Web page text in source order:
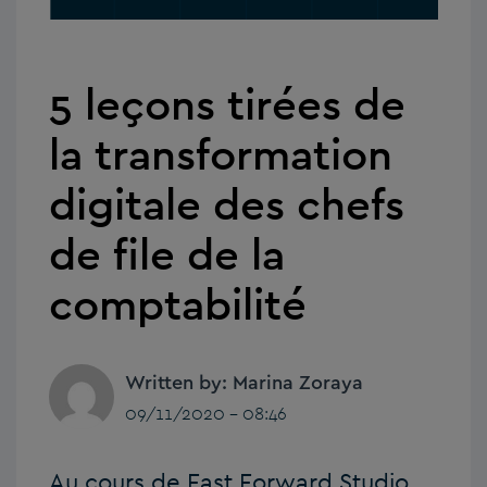
5 leçons tirées de
la transformation
digitale des chefs
de file de la
comptabilité
Written by: Marina Zoraya
09/11/2020 - 08:46